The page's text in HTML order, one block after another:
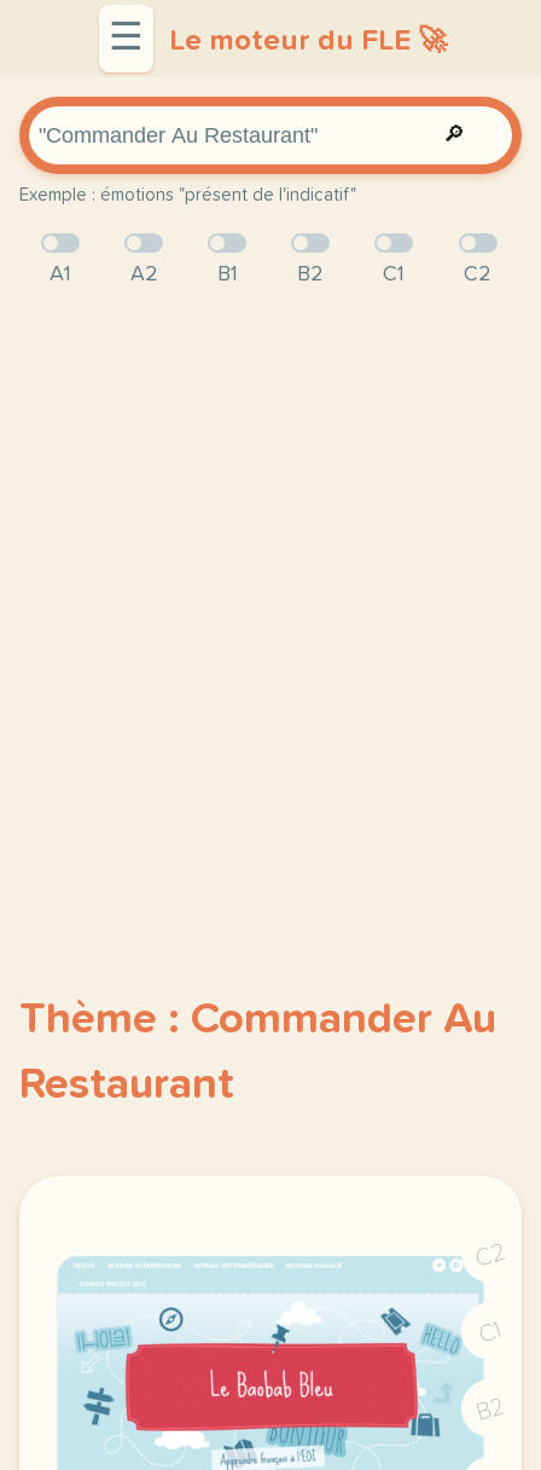
☰ Le moteur du FLE 🚀
🔎
Exemple : émotions "présent de l'indicatif"
A1 A2 B1 B2 C1 C2
Thème : Commander Au
Restaurant
C2
C1
B2